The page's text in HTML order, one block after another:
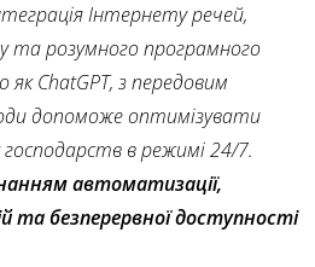
Інтернету речей,
та розумного програмного
як ChatGPT, з передовим
допоможе оптимізувати
в режимі 24/7.
автоматизації,
та безперервної доступності